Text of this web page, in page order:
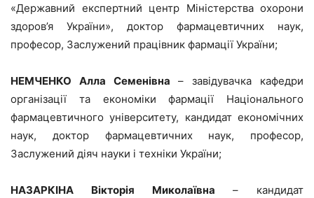
«Державний експертний центр Міністерства охорони
здоров’я України», доктор фармацевтичних наук,
професор, Заслужений працівник фармації України;
НЕМЧЕНКО Алла Семенівна – завідувачка кафедри
організації та економіки фармації Національного
фармацевтичного університету, кандидат економічних
наук, доктор фармацевтичних наук, професор,
Заслужений діяч науки і техніки України;
НАЗАРКІНА Вікторія Миколаївна – кандидат